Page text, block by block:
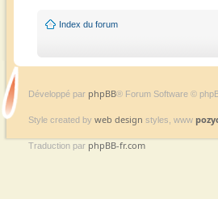
Index du forum
Développé par phpBB® Forum Software ©
Style created by web design styles, www
Traduction par phpBB-fr.com